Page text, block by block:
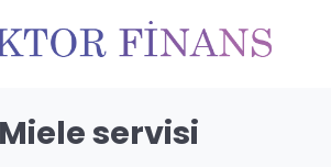
servisi